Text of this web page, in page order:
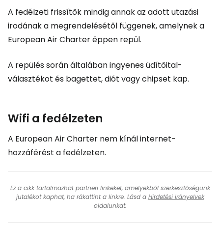
A fedélzeti frissítők mindig annak az adott utazási
irodának a megrendelésétől függenek, amelynek a
European Air Charter éppen repül.
A repülés során általában ingyenes üdítőital-
választékot és bagettet, diót vagy chipset kap.
Wifi a fedélzeten
A European Air Charter nem kínál internet-
hozzáférést a fedélzeten.
Ez a cikk tartalmazhat partneri linkeket, amelyekből szerkesztőségünk
jutalékot kaphat, ha rákattint a linkre. Lásd a Hirdetési irányelvek
oldalunkat.